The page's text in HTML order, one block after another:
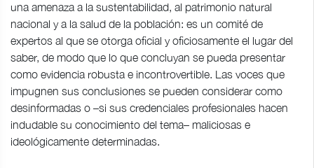
una amenaza a la sustentabilidad, al patrimonio natural
nacional y a la salud de la población: es un comité de
expertos al que se otorga oficial y oficiosamente el lugar del
saber, de modo que lo que concluyan se pueda presentar
como evidencia robusta e incontrovertible. Las voces que
impugnen sus conclusiones se pueden considerar como
desinformadas o –si sus credenciales profesionales hacen
indudable su conocimiento del tema– maliciosas e
ideológicamente determinadas.